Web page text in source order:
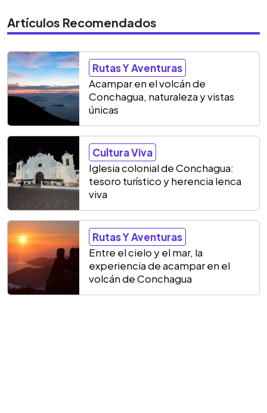
Artículos Recomendados
Rutas Y Aventuras
Acampar en el volcán de
Conchagua, naturaleza y vistas
únicas
Cultura Viva
Iglesia colonial de Conchagua:
tesoro turístico y herencia lenca
viva
Rutas Y Aventuras
Entre el cielo y el mar, la
experiencia de acampar en el
volcán de Conchagua